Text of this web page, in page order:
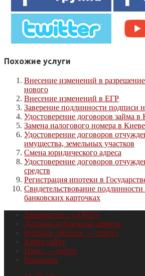
Похожие услуги
Внесение изменений в
нового
Внесение изменений в ЕГР
Заверение подлинности подписи
Удостоверение договоров займа в
Замена налогового номера в Киеве
Удостоверение договоров
имущества, земельных участков
Смена юридического адреса
Удостоверение договоров
средств
Регистрация ипотеки в
Свидетельствование
банковских карточках
Знакомство с «АРОУ»
Договор публичной оферты
Рубрика «Вопрос — ответ»
Карта сайта
Пресс — центр
Вакансии